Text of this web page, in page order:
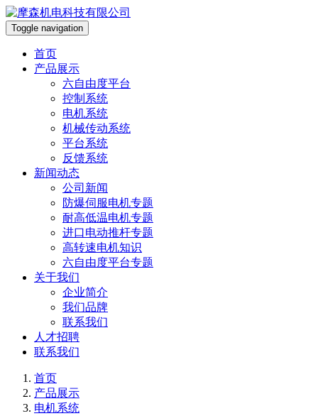
Toggle navigation
首页
产品展示
六自由度平台
控制系统
电机系统
机械传动系统
平台系统
反馈系统
新闻动态
公司新闻
防爆伺服电机专题
耐高低温电机专题
进口电动推杆专题
高转速电机知识
六自由度平台专题
关于我们
企业简介
我们品牌
联系我们
人才招聘
联系我们
首页
产品展示
电机系统